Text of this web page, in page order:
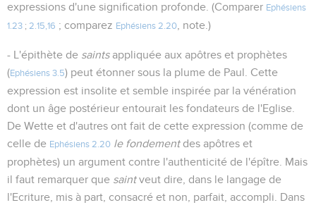
expressions d'une signification profonde. (Comparer Ephésiens
1.23 ; 2.15,16 ; comparez Ephésiens 2.20 , note.)
- L'épithète de saintsappliquée aux apôtres et prophètes
(Ephésiens 3.5) peut étonner sous la plume de Paul. Cette
expression est insolite et semble inspirée par la vénération
dont un âge postérieur entourait les fondateurs de l'Eglise.
De Wette et d'autres ont fait de cette expression (comme de
celle de Ephésiens 2.20 le fondementdes apôtres et
prophètes) un argument contre l'authenticité de l'épître. Mais
il faut remarquer que saintveut dire, dans le langage de
l'Ecriture, mis à part, consacré et non, parfait, accompli. Dans